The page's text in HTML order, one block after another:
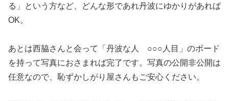
る」という方など、どんな形であれ丹波にゆかりがあれば
OK。
あとは西脇さんと会って「丹波な人 ○○○人目」のボード
を持って写真におさまれば完了です。写真の公開非公開は
任意なので、恥ずかしがり屋さんもご安心ください。